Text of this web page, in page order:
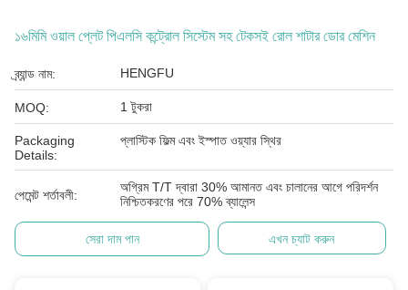
১৬মিমি ওয়াল প্লেট পিএলসি কন্ট্রোল সিস্টেম সহ টেকসই রোল শাটার ডোর মেশিন
ব্র্যান্ড নাম: HENGFU
MOQ: 1 টুকরা
Packaging
Details:
প্লাস্টিক ফিল্ম এবং ইস্পাত ওয়্যার স্থির
পেমেন্ট শর্তাবলী:
অগ্রিম T/T দ্বারা 30% আমানত এবং চালানের আগে পরিদর্শন
নিশ্চিতকরণের পরে 70% ব্যালেন্স
সেরা দাম পান এখন চ্যাট করুন